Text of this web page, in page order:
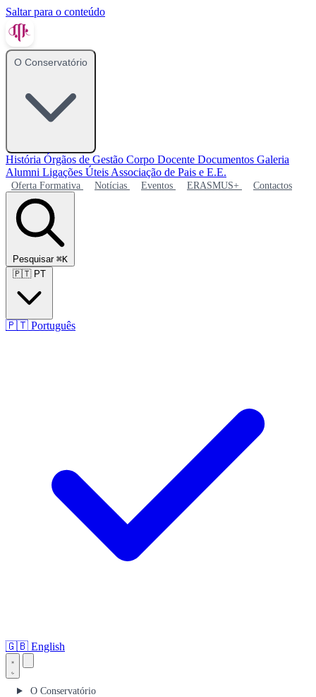
Saltar para o conteúdo
O Conservatório
História Órgãos de Gestão Corpo Docente Documentos Galeria
Alumni Ligações Úteis Associação de Pais e E.E.
Oferta Formativa Notícias Eventos ERASMUS+ Contactos
Pesquisar ⌘K
🇵🇹 PT
🇵🇹 Português
🇬🇧 English
O Conservatório